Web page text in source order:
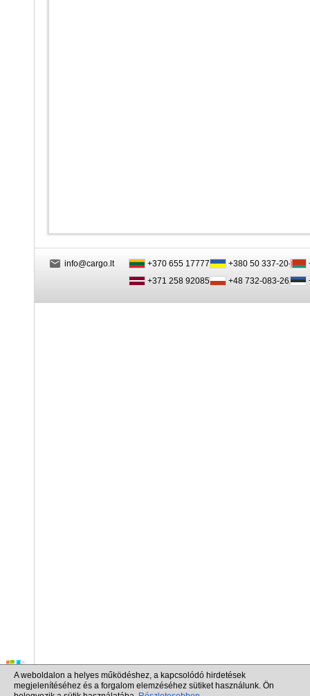
info@cargo.lt
+370 655 17777
+371 258 92085
+380 50 337-20-47
+48 732-083-262
A weboldalon a helyes működéshez, a kapcsolódó hirdetések
megjelenítéséhez és a forgalom elemzéséhez sütiket használunk. Ön